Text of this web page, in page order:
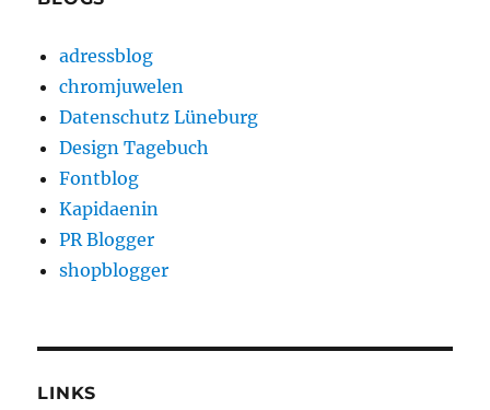
adressblog
chromjuwelen
Datenschutz Lüneburg
Design Tagebuch
Fontblog
Kapidaenin
PR Blogger
shopblogger
LINKS